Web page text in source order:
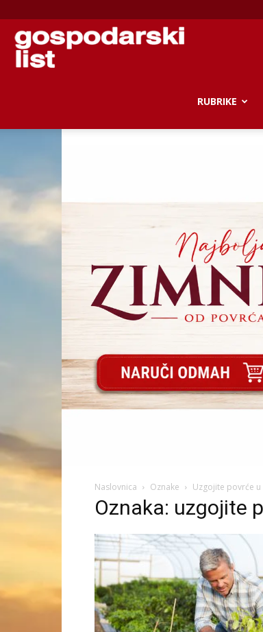
Gospodarski
RUBRIKE
Naslovnica Oznake Uzgojite povrće
Oznaka: uzgojite